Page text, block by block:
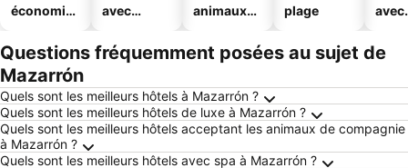
économiq
avec
animaux
plage
avec
Questions fréquemment posées au sujet de
Mazarrón
Quels sont les meilleurs hôtels à Mazarrón ?
Quels sont les meilleurs hôtels de luxe à Mazarrón ?
Quels sont les meilleurs hôtels acceptant les animaux de compagnie
à Mazarrón ?
Quels sont les meilleurs hôtels avec spa à Mazarrón ?